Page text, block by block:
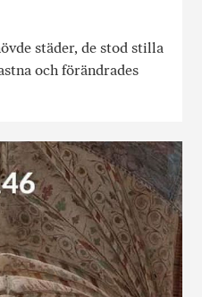
städer, de stod stilla
och förändrades